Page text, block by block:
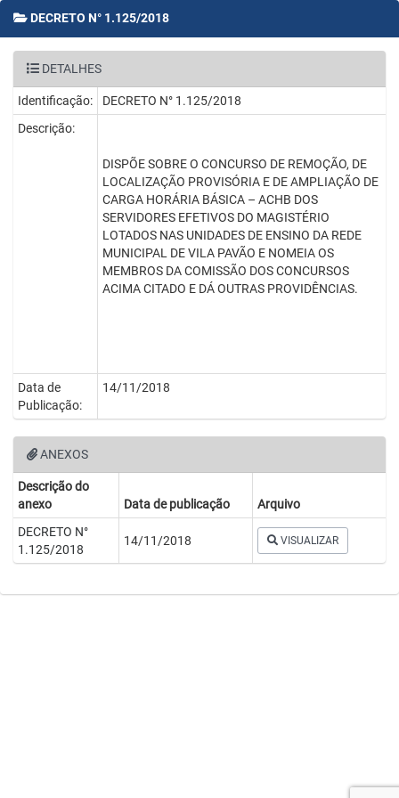
DECRETO N° 1.125/2018
DETALHES
Identificação:
DECRETO N° 1.125/2018
Descrição:
DISPÕE SOBRE O CONCURSO DE REMOÇÃO, DE
LOCALIZAÇÃO PROVISÓRIA E DE AMPLIAÇÃO DE
CARGA HORÁRIA BÁSICA – ACHB DOS
SERVIDORES EFETIVOS DO MAGISTÉRIO
LOTADOS NAS UNIDADES DE ENSINO DA REDE
MUNICIPAL DE VILA PAVÃO E NOMEIA OS
MEMBROS DA COMISSÃO DOS CONCURSOS
ACIMA CITADO E DÁ OUTRAS PROVIDÊNCIAS.
Data de
Publicação:
14/11/2018
ANEXOS
Descrição do
anexo
Data de publicação
Arquivo
DECRETO N°
1.125/2018
14/11/2018 VISUALIZAR